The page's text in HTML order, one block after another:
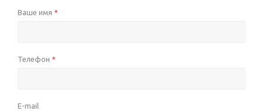
Ваше имя *
Телефон *
E-mail